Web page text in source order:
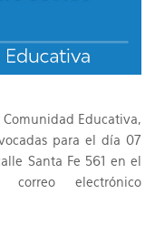
Comunidad Educativa,
para el día 07
Santa Fe 561 en el
electrónico